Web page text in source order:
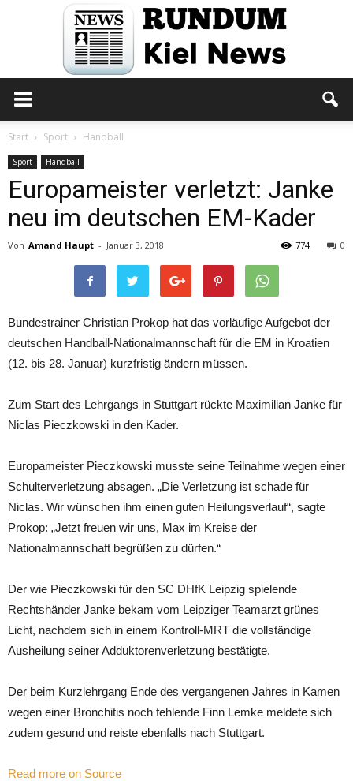
Kiel
Start Sport Handball
Sport Handball
Europameister verletzt: Janke
neu im deutschen EM-Kader
Von Amand Haupt - Januar 3, 2018 0
774
Bundestrainer Christian Prokop hat das vorläufige Aufgebot der
deutschen Handball-Nationalmannschaft für die EM in Kroatien
(12. bis 28. Januar) kurzfristig ändern müssen.
Zum Start des Lehrgangs in Stuttgart rückte Maximilian Janke für
Niclas Pieczkowski in den Kader.
Europameister Pieczkowski musste seine Teilnahme wegen einer
Schulterverletzung absagen. „Die Verletzung ist schade für
Niclas. Wir wünschen ihm einen guten Heilungsverlauf“, sagte
Prokop: „Jetzt freuen wir uns, Max im Kreise der
Nationalmannschaft begrüßen zu dürfen.“
Der wie Pieczkowski für den SC DHfK Leipzig spielende
Rechtshänder Janke bekam vom Leipziger Teamarzt grünes
Licht, nachdem sich in einem Kontroll-MRT die vollständige
Ausheilung seiner Adduktorenverletzung bestätigte.
Der beim Kurzlehrgang Ende des vergangenen Jahres in Kamen
wegen einer Bronchitis noch fehlende Finn Lemke meldete sich
zudem gesund und reiste ebenfalls nach Stuttgart.
Read more on Source